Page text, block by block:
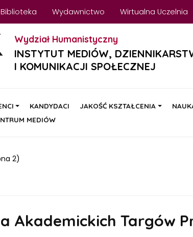
Biblioteka Wydawnictwo Wirtualna Uczelnia
Wydział Humanistyczny
INSTYTUT MEDIÓW,
I KOMUNIKACJI SPOŁECZNEJ
KANDYDACI JAKOŚĆ KSZTAŁCENIA
MEDIÓW
2)
Akademickich Targów